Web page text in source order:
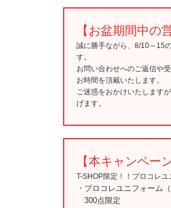
【お盆期間中の
誠に勝手ながら、8/10～15
す。
お問い合わせへのご返信や
お時間を頂戴いたします。
ご迷惑をおかけいたします
げます。
【本キャンペー
T-SHOP限定！！プロコレユ
・プロコレユニフォーム
300点限定